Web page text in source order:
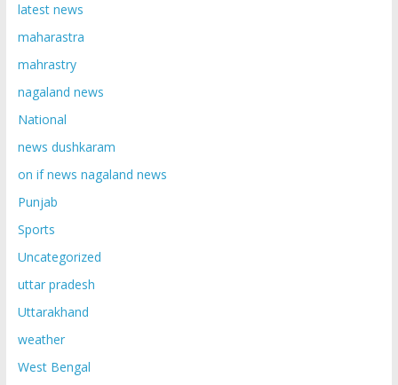
latest news
maharastra
mahrastry
nagaland news
National
news dushkaram
on if news nagaland news
Punjab
Sports
Uncategorized
uttar pradesh
Uttarakhand
weather
West Bengal